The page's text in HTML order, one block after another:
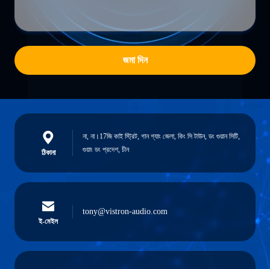
জমা দিন
ঠিকানা
না, না।17জি কাই স্ট্রিট, গান গ্যাং জেলা, কিং সি টাউন, ডং গুয়ান সিটি,
গুয়াং ডং প্রদেশ, চীন
ই-মেইল
tony@vistron-audio.com